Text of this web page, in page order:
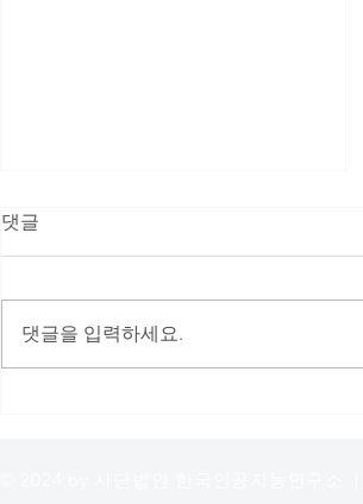
댓글
댓글을 입력하세요.